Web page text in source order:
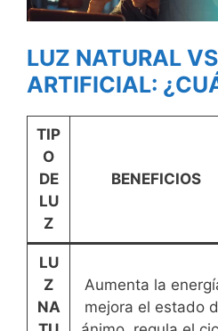
LUZ NATURAL
ARTIFICIAL:
TIP
O
DE
LU
Z
BENEFICIOS
LU
Z
NA
Aumenta la
mejora el estado